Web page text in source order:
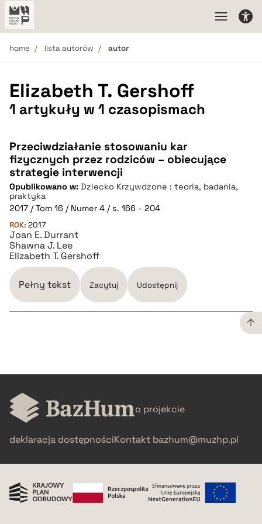
home lista autorów autor
Elizabeth T. Gershoff
1 artykuły w 1 czasopismach
Przeciwdziałanie stosowaniu kar
fizycznych przez rodziców – obiecujące
strategie interwencji
Opublikowano w: Dziecko Krzywdzone : teoria, badania,
praktyka
2017 / Tom 16 / Numer 4 / s. 166 - 204
ROK: 2017
Joan E. Durrant
Shawna J. Lee
Elizabeth T. Gershoff
Pełny tekst Zacytuj Udostępnij
BIBTEX
o projekcie
deklaracja dostępnościKontakt bazhum@muzhp.pl